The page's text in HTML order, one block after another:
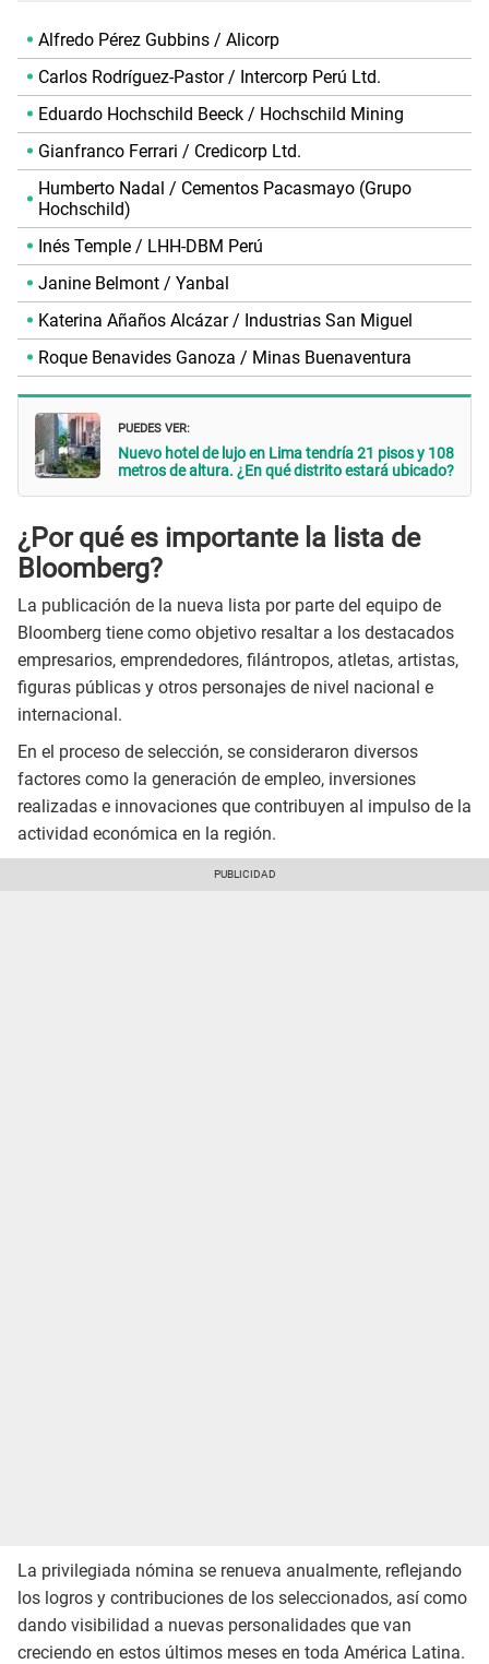
Alfredo Pérez Gubbins / Alicorp
Carlos Rodríguez-Pastor / Intercorp Perú Ltd.
Eduardo Hochschild Beeck / Hochschild Mining
Gianfranco Ferrari / Credicorp Ltd.
Humberto Nadal / Cementos Pacasmayo (Grupo
Hochschild)
Inés Temple / LHH-DBM Perú
Janine Belmont / Yanbal
Katerina Añaños Alcázar / Industrias San Miguel
Roque Benavides Ganoza / Minas Buenaventura
PUEDES VER:
Nuevo hotel de lujo en Lima tendría 21 pisos y 108
metros de altura. ¿En qué distrito estará ubicado?
¿Por qué es importante la lista de
Bloomberg?
La publicación de la nueva lista por parte del equipo de
Bloomberg tiene como objetivo resaltar a los destacados
empresarios, emprendedores, filántropos, atletas, artistas,
figuras públicas y otros personajes de nivel nacional e
internacional.
En el proceso de selección, se consideraron diversos
factores como la generación de empleo, inversiones
realizadas e innovaciones que contribuyen al impulso de la
actividad económica en la región.
La privilegiada nómina se renueva anualmente, reflejando
los logros y contribuciones de los seleccionados, así como
dando visibilidad a nuevas personalidades que van
creciendo en estos últimos meses en toda América Latina.